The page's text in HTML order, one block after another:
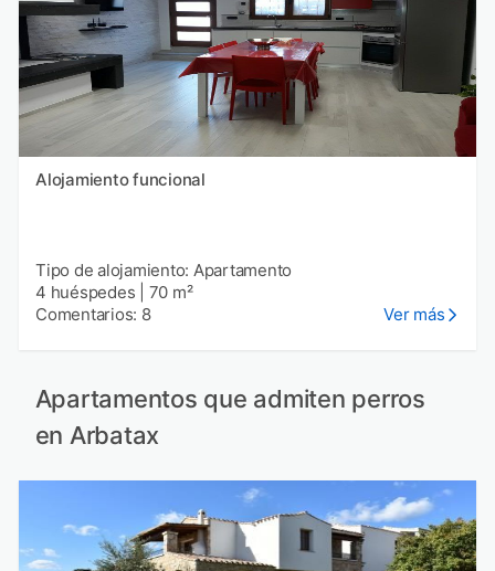
Alojamiento funcional
Tipo de alojamiento: Apartamento
4 huéspedes
70 m²
Comentarios: 8
Ver más
Apartamentos que admiten perros
en Arbatax